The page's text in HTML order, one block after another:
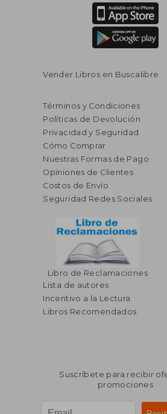
Vender Libros en Buscalibre
Términos y Condiciones
Políticas de Devolución
Privacidad y Seguridad
Cómo Comprar
Nuestras Formas de Pago
Opiniones de Clientes
Costos de Envío
Seguridad Redes Sociales
Libro de Reclamaciones
Lista de autores
Incentivo a la Lectura
Libros Recomendados
Suscríbete para recibir
promociones